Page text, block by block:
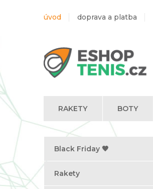
úvod doprava a platba
RAKETY BOTY
Black Friday 🖤
Rakety